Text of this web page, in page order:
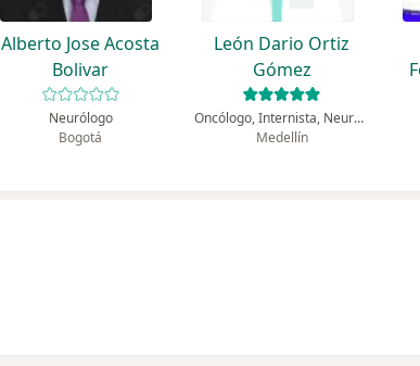
Alberto Jose Acosta
Bolivar
Neurólogo
Bogotá
León Dario Ortiz
Gómez
Oncólogo, Internista, Neurólogo
Medellín